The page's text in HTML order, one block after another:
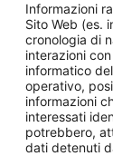
Informazioni
Sito Web (es.
cronologia di
interazioni
informatico
operativo,
informazioni
interessati
potrebbero,
dati detenuti